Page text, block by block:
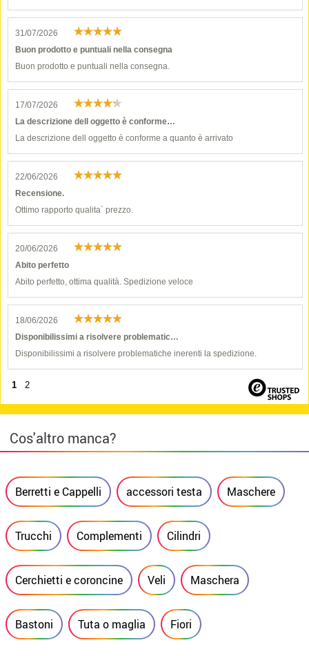
31/07/2026
Buon prodotto e puntuali nella consegna
Buon prodotto e puntuali nella consegna.
17/07/2026
La descrizione dell oggetto è conforme…
La descrizione dell oggetto è conforme a quanto è arrivato
22/06/2026
Recensione.
Ottimo rapporto qualita` prezzo.
20/06/2026
Abito perfetto
Abito perfetto, ottima qualità. Spedizione veloce
18/06/2026
Disponibilissimi a risolvere problematic…
Disponibilissimi a risolvere problematiche inerenti la spedizione.
1 2
Cos'altro manca?
Berretti e Cappelli accessori testa Maschere
Trucchi Complementi Cilindri
Cerchietti e coroncine Veli Maschera
Bastoni Tuta o maglia Fiori